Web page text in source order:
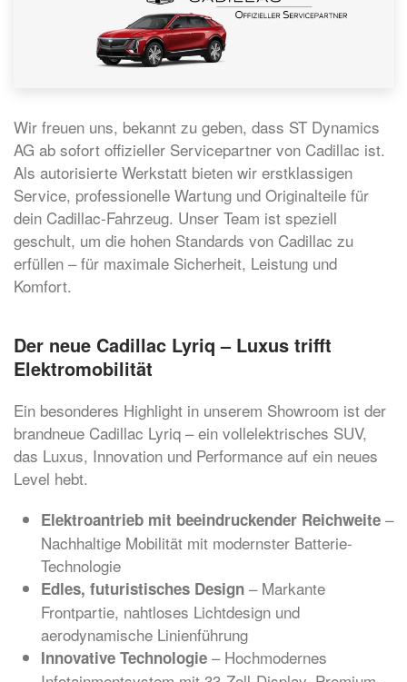
Wir freuen uns, bekannt zu geben, dass ST Dynamics
AG ab sofort offizieller Servicepartner von Cadillac ist.
Als autorisierte Werkstatt bieten wir erstklassigen
Service, professionelle Wartung und Originalteile für
dein Cadillac-Fahrzeug. Unser Team ist speziell
geschult, um die hohen Standards von Cadillac zu
erfüllen – für maximale Sicherheit, Leistung und
Komfort.
Der neue Cadillac Lyriq – Luxus trifft
Elektromobilität
Ein besonderes Highlight in unserem Showroom ist der
brandneue Cadillac Lyriq – ein vollelektrisches SUV,
das Luxus, Innovation und Performance auf ein neues
Level hebt.
Elektroantrieb mit beeindruckender Reichweite –
Nachhaltige Mobilität mit modernster Batterie-
Technologie
Edles, futuristisches Design – Markante
Frontpartie, nahtloses Lichtdesign und
aerodynamische Linienführung
Innovative Technologie – Hochmodernes